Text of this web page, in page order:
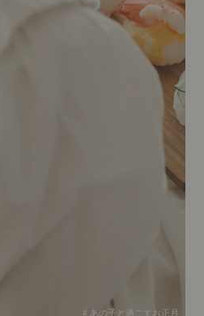
# あの子と過ごすお正月